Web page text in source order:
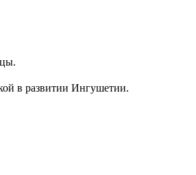
⁣⁣⠀
в развитии Ингушетии. ⁣⁣⠀